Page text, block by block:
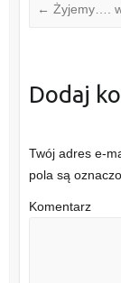
← Żyjemy….
Dodaj
Twój adres e-
pola są
Komentarz